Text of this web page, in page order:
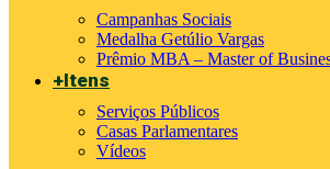
Campanhas Sociais
Medalha Getúlio Vargas
Prêmio MBA – Master of
+Itens
Serviços Públicos
Casas Parlamentares
Vídeos